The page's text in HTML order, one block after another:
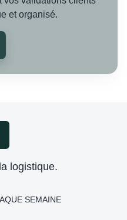
et organisé.
logistique.
SEMAINE